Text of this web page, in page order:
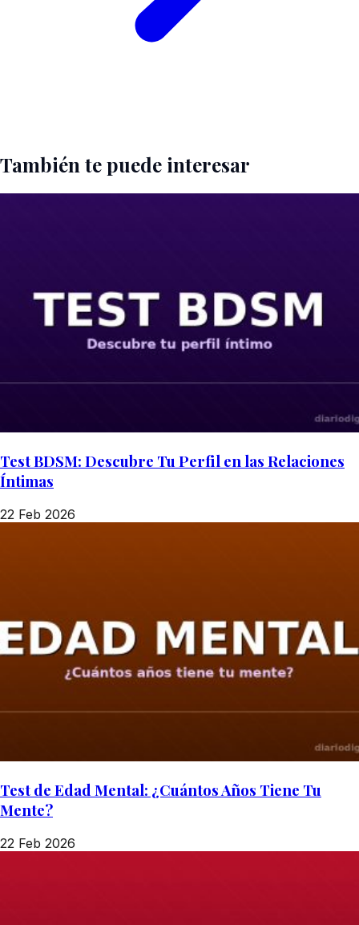
También te puede interesar
Test BDSM: Descubre Tu Perfil en las Relaciones
Íntimas
22 Feb 2026
Test de Edad Mental: ¿Cuántos Años Tiene Tu
Mente?
22 Feb 2026